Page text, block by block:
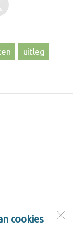
cookies
uitleg